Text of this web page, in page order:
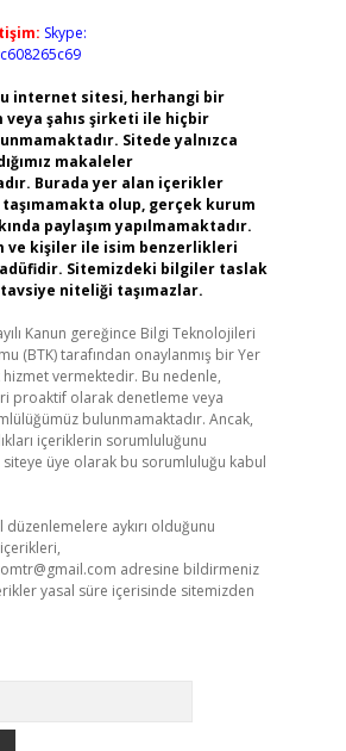
Skype:
internet sitesi, herhangi bir
veya şahıs şirketi ile hiçbir
Sitede yalnızca
makaleler
Burada yer alan içerikler
olup, gerçek kurum
paylaşım yapılmamaktadır.
ve kişiler ile isim benzerlikleri
Sitemizdeki bilgiler taslak
niteliği taşımazlar.
Kanun gereğince Bilgi Teknolojileri
(BTK) tarafından onaylanmış bir Yer
hizmet vermektedir. Bu nedenle,
proaktif olarak denetleme veya
bulunmamaktadır. Ancak,
içeriklerin sorumluluğunu
siteye üye olarak bu sorumluluğu kabul
düzenlemelere aykırı olduğunu
adresine bildirmeniz
yasal süre içerisinde sitemizden